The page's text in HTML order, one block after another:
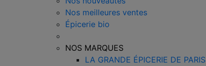
Nos meilleures ventes
Épicerie bio
NOS MARQUES
LA GRANDE ÉPICERIE DE PARIS